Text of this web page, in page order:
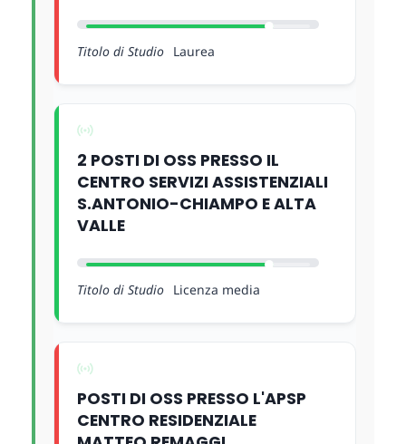
Titolo di Studio Laurea
2 POSTI DI OSS PRESSO IL
CENTRO SERVIZI ASSISTENZIALI
S.ANTONIO-CHIAMPO E ALTA
VALLE
Titolo di Studio Licenza media
POSTI DI OSS PRESSO L'APSP
CENTRO RESIDENZIALE